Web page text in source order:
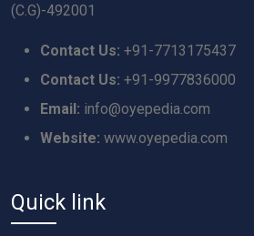
(C.G)-492001
Contact Us: +91-7713175437
Contact Us: +91-9977836000
Email: info@oyepedia.com
Website: www.oyepedia.com
Quick link